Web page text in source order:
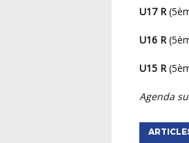
U17 R
U16 R
U15 R
Agenda